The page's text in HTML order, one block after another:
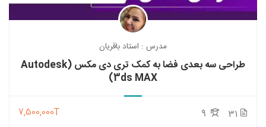
مدرس : استاد باقریان
طراحی سه بعدی فضا به کمک تری دی مکس (Autodesk
3ds MAX)
31
7,500,000T